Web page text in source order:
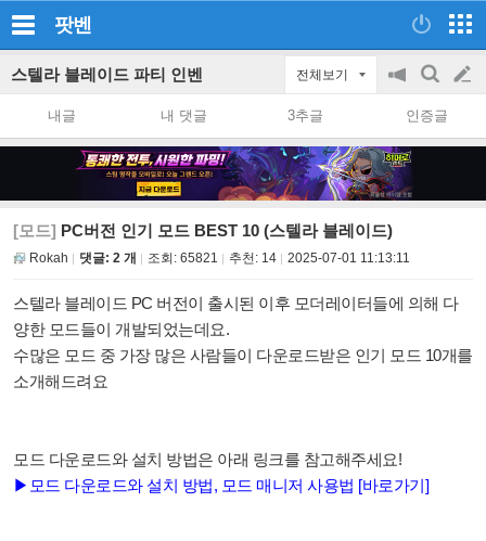
팟벤
스텔라 블레이드 파티 인벤 전체보기
공
on/off
검
색
글
쓰
내글 내 댓글 3추글 인증글
[모드] PC버전 인기 모드 BEST 10 (스텔라 블레이드)
Rokah 댓글: 2 개 조회: 65821 추천: 14 2025-07-01 11:13:11
스텔라 블레이드 PC 버전이 출시된 이후 모더레이터들에 의해 다
양한 모드들이 개발되었는데요.
수많은 모드 중 가장 많은 사람들이 다운로드받은 인기 모드 10개를
소개해드려요
모드 다운로드와 설치 방법은 아래 링크를 참고해주세요!
▶모드 다운로드와 설치 방법, 모드 매니저 사용법 [바로가기]